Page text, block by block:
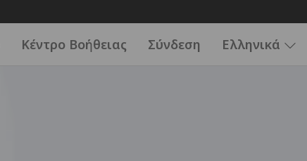
Κέντρο Βοήθειας Σύνδεση Ελληνικά